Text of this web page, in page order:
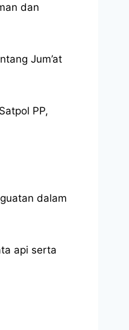
dan
Jum’at
PP,
dalam
api serta